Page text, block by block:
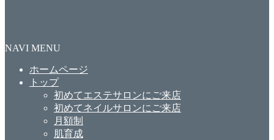
NAVI MENU
ホームページ
トップ
初めてエステサロンにご来店
初めてネイルサロンにご来店
月額制
肌育成